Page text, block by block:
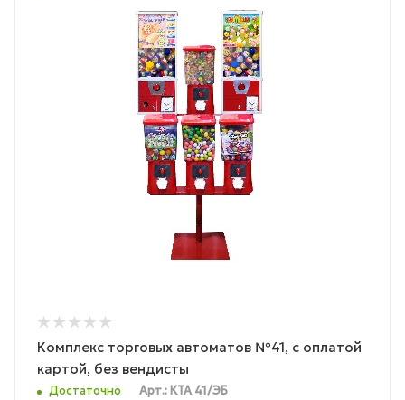
Комплекс торговых автоматов №41, с оплатой
картой, без вендисты
Достаточно Арт.: КТА 41/ЭБ